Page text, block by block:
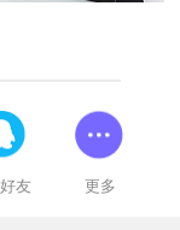
友 更多